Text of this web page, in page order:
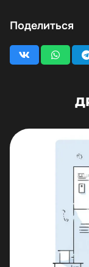
Поделиться